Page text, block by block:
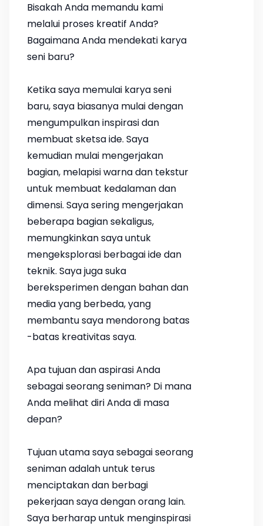
Bisakah Anda memandu kami
melalui proses kreatif Anda?
Bagaimana Anda mendekati karya
seni baru?
Ketika saya memulai karya seni
baru, saya biasanya mulai dengan
mengumpulkan inspirasi dan
membuat sketsa ide. Saya
kemudian mulai mengerjakan
bagian, melapisi warna dan tekstur
untuk membuat kedalaman dan
dimensi. Saya sering mengerjakan
beberapa bagian sekaligus,
memungkinkan saya untuk
mengeksplorasi berbagai ide dan
teknik. Saya juga suka
bereksperimen dengan bahan dan
media yang berbeda, yang
membantu saya mendorong batas
-batas kreativitas saya.
Apa tujuan dan aspirasi Anda
sebagai seorang seniman? Di mana
Anda melihat diri Anda di masa
depan?
Tujuan utama saya sebagai seorang
seniman adalah untuk terus
menciptakan dan berbagi
pekerjaan saya dengan orang lain.
Saya berharap untuk menginspirasi